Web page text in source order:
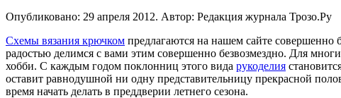
Опубликовано: 29 апреля 2012. Автор: Редакция журнала Трозо.Ру
Схемы вязания крючком предлагаются на нашем сайте
радостью делимся с вами этим совершенно безвозмездно. Для
хобби. С каждым годом поклонниц этого вида рукоделия
оставит равнодушной ни одну представительницу прекрасной
время начать делать в преддверии летнего сезона.